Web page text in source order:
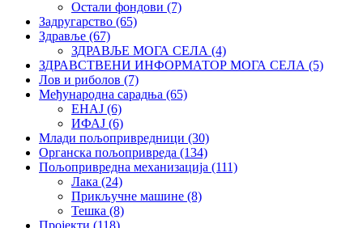
Остали фондови (7)
Задругарство (65)
Здравље (67)
ЗДРАВЉЕ МОГА СЕЛА (4)
ЗДРАВСТВЕНИ ИНФОРМАТОР МОГА СЕЛА (5)
Лов и риболов (7)
Међународна сарадња (65)
ЕНАЈ (6)
ИФАЈ (6)
Млади пољопривредници (30)
Органска пољопривреда (134)
Пољопривредна механизација (111)
Лака (24)
Прикључне машине (8)
Тешка (8)
Пројекти (118)